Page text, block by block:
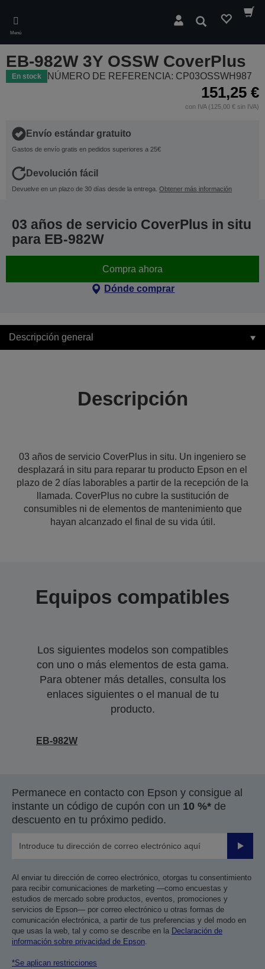
main
content
Menú
Buscar
EB-982W 3Y OSSW CoverPlus
En stock NÚMERO DE REFERENCIA: CP03OSSWH987
151,25 €
con IVA (125,00 € sin IVA)
Envío estándar gratuito
Gastos de envío gratis en pedidos superiores a 25€
Devolución fácil
Devuelve en un plazo de 30 días desde la entrega. Obtener más información
03 años de servicio CoverPlus in situ
para EB-982W
Compra ahora
Dónde comprar
Descripción general
Descripción
03 años de servicio CoverPlus in situ. Un ingeniero se
desplazará in situ para reparar tu producto Epson en el
plazo de 2 días laborables a partir de la recepción de la
llamada. CoverPlus no cubre la sustitución de
consumibles ni de elementos de mantenimiento que
hayan alcanzado el final de su vida útil.
Equipos compatibles
Los siguientes modelos son compatibles
con uno o más elementos de esta gama.
Para obtener más detalles, consulta los
enlaces siguientes o el manual de tu
producto.
EB-982W
Permanece en contacto con Epson y consigue al
instante un código de cupón con un 10 %* de
descuento en tu próximo pedido.
Enviar
Al enviar tu dirección de correo electrónico, otorgas tu consentimiento
para recibir comunicaciones de marketing —como encuestas y
estudios de mercado sobre productos, eventos, promociones y
servicios de Epson— por correo electrónico u otras formas de
comunicación electrónica, a partir de tus preferencias y del modo en
que usas la web, tal y como se describe en la Declaración de
información sobre privacidad de Epson.
*Se aplican restricciones